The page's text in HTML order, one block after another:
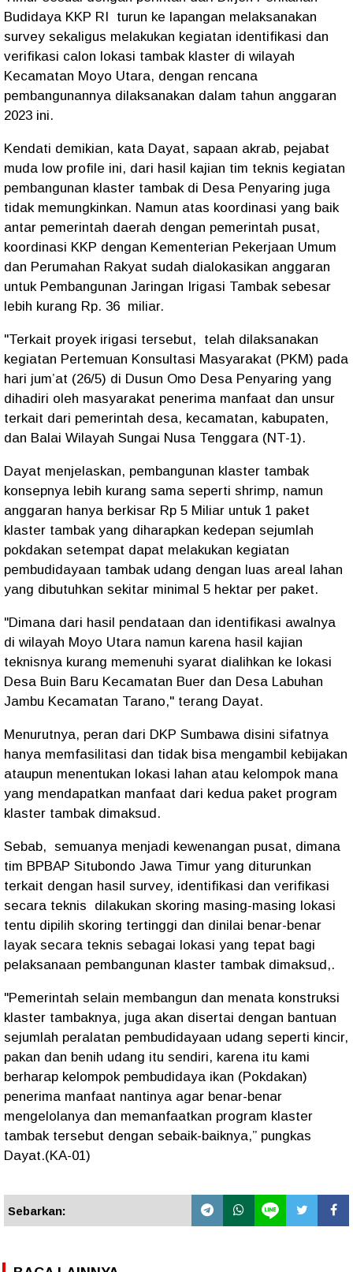
Budidaya KKP RI turun ke lapangan melaksanakan
survey sekaligus melakukan kegiatan identifikasi dan
verifikasi calon lokasi tambak klaster di wilayah
Kecamatan Moyo Utara, dengan rencana
pembangunannya dilaksanakan dalam tahun anggaran
2023 ini.
Kendati demikian, kata Dayat, sapaan akrab, pejabat
muda low profile ini, dari hasil kajian tim teknis kegiatan
pembangunan klaster tambak di Desa Penyaring juga
tidak memungkinkan. Namun atas koordinasi yang baik
antar pemerintah daerah dengan pemerintah pusat,
koordinasi KKP dengan Kementerian Pekerjaan Umum
dan Perumahan Rakyat sudah dialokasikan anggaran
untuk Pembangunan Jaringan Irigasi Tambak sebesar
lebih kurang Rp. 36 miliar.
"Terkait proyek irigasi tersebut, telah dilaksanakan
kegiatan Pertemuan Konsultasi Masyarakat (PKM) pada
hari jum’at (26/5) di Dusun Omo Desa Penyaring yang
dihadiri oleh masyarakat penerima manfaat dan unsur
terkait dari pemerintah desa, kecamatan, kabupaten,
dan Balai Wilayah Sungai Nusa Tenggara (NT-1).
Dayat menjelaskan, pembangunan klaster tambak
konsepnya lebih kurang sama seperti shrimp, namun
anggaran hanya berkisar Rp 5 Miliar untuk 1 paket
klaster tambak yang diharapkan kedepan sejumlah
pokdakan setempat dapat melakukan kegiatan
pembudidayaan tambak udang dengan luas areal lahan
yang dibutuhkan sekitar minimal 5 hektar per paket.
"Dimana dari hasil pendataan dan identifikasi awalnya
di wilayah Moyo Utara namun karena hasil kajian
teknisnya kurang memenuhi syarat dialihkan ke lokasi
Desa Buin Baru Kecamatan Buer dan Desa Labuhan
Jambu Kecamatan Tarano," terang Dayat.
Menurutnya, peran dari DKP Sumbawa disini sifatnya
hanya memfasilitasi dan tidak bisa mengambil kebijakan
ataupun menentukan lokasi lahan atau kelompok mana
yang mendapatkan manfaat dari kedua paket program
klaster tambak dimaksud.
Sebab, semuanya menjadi kewenangan pusat, dimana
tim BPBAP Situbondo Jawa Timur yang diturunkan
terkait dengan hasil survey, identifikasi dan verifikasi
secara teknis dilakukan skoring masing-masing lokasi
tentu dipilih skoring tertinggi dan dinilai benar-benar
layak secara teknis sebagai lokasi yang tepat bagi
pelaksanaan pembangunan klaster tambak dimaksud,.
"Pemerintah selain membangun dan menata konstruksi
klaster tambaknya, juga akan disertai dengan bantuan
sejumlah peralatan pembudidayaan udang seperti kincir,
pakan dan benih udang itu sendiri, karena itu kami
berharap kelompok pembudidaya ikan (Pokdakan)
penerima manfaat nantinya agar benar-benar
mengelolanya dan memanfaatkan program klaster
tambak tersebut dengan sebaik-baiknya,” pungkas
Dayat.(KA-01)
Sebarkan: